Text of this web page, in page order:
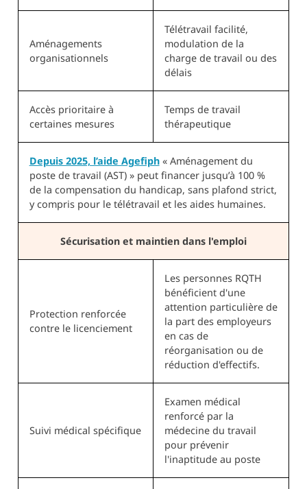
Aménagements
organisationnels
Télétravail facilité,
modulation de la
charge de travail ou des
délais
Accès prioritaire à
certaines mesures
Temps de travail
thérapeutique
Depuis 2025, l’aide Agefiph« Aménagement du
poste de travail (AST) » peut financer jusqu’à 100 %
de la compensation du handicap, sans plafond strict,
y compris pour le télétravail et les aides humaines.
Sécurisation et maintien dans l'emploi
Protection renforcée
contre le licenciement
Les personnes RQTH
bénéficient d'une
attention particulière de
la part des employeurs
en cas de
réorganisation ou de
réduction d'effectifs.
Suivi médical spécifique
Examen médical
renforcé par la
médecine du travail
pour prévenir
l'inaptitude au poste